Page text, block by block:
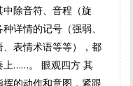
除音符、音程（旋
详情的记号（强弱、
表情术语等等），都
上……。 眼观四方 其
的动作和意图，紧跟